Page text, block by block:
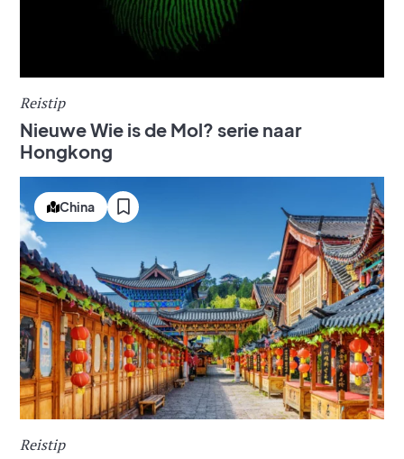
Reistip
Nieuwe Wie is de Mol? serie naar
Hongkong
China
Reistip